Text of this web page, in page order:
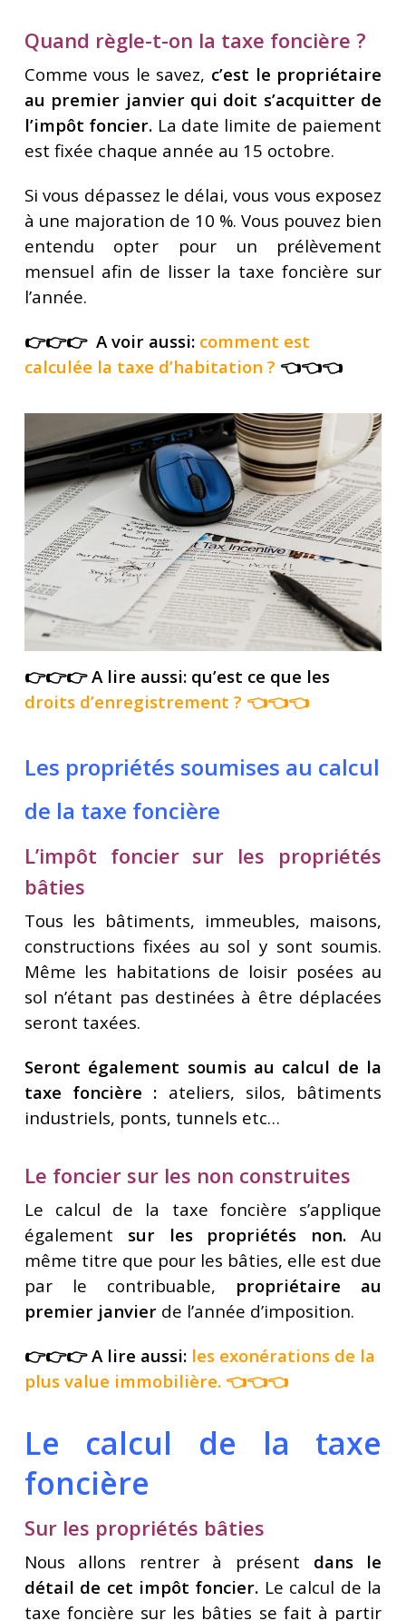
Quand règle-t-on la taxe foncière ?
Comme vous le savez, c’est le propriétaire
au premier janvier qui doit s’acquitter de
l’impôt foncier. La date limite de paiement
est fixée chaque année au 15 octobre.
Si vous dépassez le délai, vous vous exposez
à une majoration de 10 %. Vous pouvez bien
entendu opter pour un prélèvement
mensuel afin de lisser la taxe foncière sur
l’année.
👉👉👉 A voir aussi: comment est
calculée la taxe d’habitation ? 👈👈👈
👉👉👉 A lire aussi: qu’est ce que les
droits d’enregistrement ? 👈👈👈
Les propriétés soumises au calcul
de la taxe foncière
L’impôt foncier sur les propriétés
bâties
Tous les bâtiments, immeubles, maisons,
constructions fixées au sol y sont soumis.
Même les habitations de loisir posées au
sol n’étant pas destinées à être déplacées
seront taxées.
Seront également soumis au calcul de la
taxe foncière : ateliers, silos, bâtiments
industriels, ponts, tunnels etc…
Le foncier sur les non construites
Le calcul de la taxe foncière s’applique
également sur les propriétés non. Au
même titre que pour les bâties, elle est due
par le contribuable, propriétaire au
premier janvierde l’année d’imposition.
👉👉👉 A lire aussi: les exonérations de la
plus value immobilière. 👈👈👈
Le calcul de la taxe
foncière
Sur les propriétés bâties
Nous allons rentrer à présent dans le
détail de cet impôt foncier. Le calcul de la
taxe foncière sur les bâties se fait à partir